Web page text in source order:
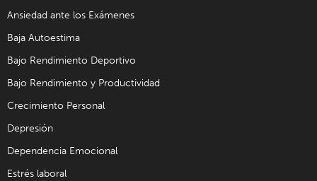
Ansiedad ante los Exámenes
Baja Autoestima
Bajo Rendimiento Deportivo
Bajo Rendimiento y Productividad
Crecimiento Personal
Depresión
Dependencia Emocional
Estrés laboral